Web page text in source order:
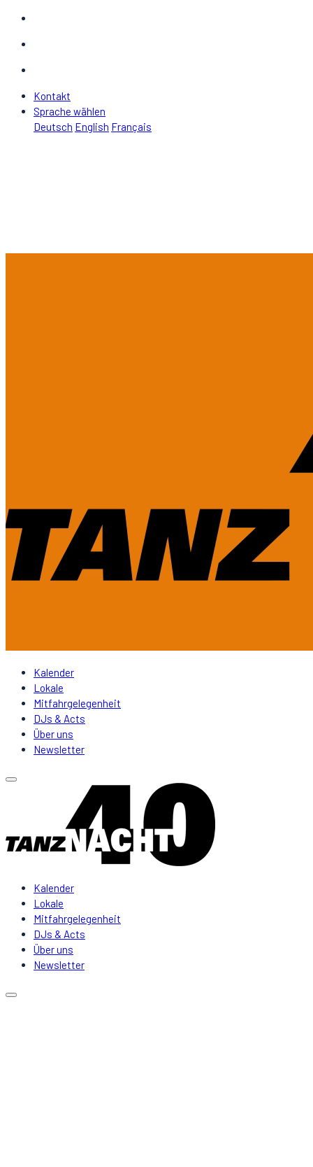
Kontakt
Sprache wählen
Deutsch English Français
Kalender
Lokale
Mitfahrgelegenheit
DJs & Acts
Über uns
Newsletter
Kalender
Lokale
Mitfahrgelegenheit
DJs & Acts
Über uns
Newsletter